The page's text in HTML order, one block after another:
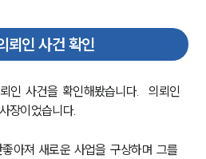
뢰인 사건 확인
인 사건을 확인해봤습니다.  의뢰인
장이었습니다.
아져 새로운 사업을 구상하며 그를